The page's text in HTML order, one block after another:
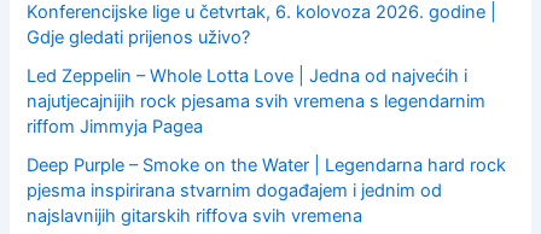
Konferencijske lige u četvrtak, 6. kolovoza 2026. godine |
Gdje gledati prijenos uživo?
Led Zeppelin – Whole Lotta Love | Jedna od najvećih i
najutjecajnijih rock pjesama svih vremena s legendarnim
riffom Jimmyja Pagea
Deep Purple – Smoke on the Water | Legendarna hard rock
pjesma inspirirana stvarnim događajem i jednim od
najslavnijih gitarskih riffova svih vremena